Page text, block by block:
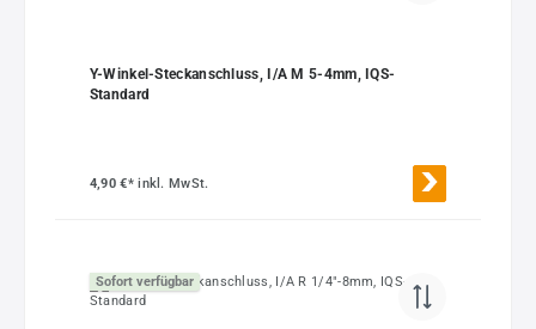
Y-Winkel-Steckanschluss, I/A M 5-4mm, IQS-
Standard
4,90 €*inkl. MwSt.
Sofort verfügbar